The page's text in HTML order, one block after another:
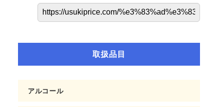
取扱品目
アルコール